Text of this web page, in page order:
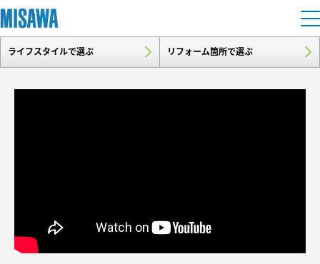
住まい
建築事例・建築実例
賃貸併用住宅
ミサワリフォームとは
複合開発・投資開発
オーナーサポート
ライフスタイルで選ぶ リフォーム箇所で選ぶ